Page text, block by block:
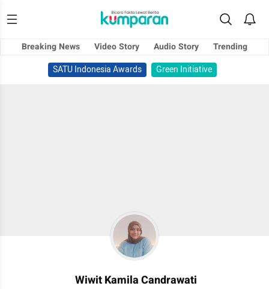
Breaking News Video Story Audio Story
Trending
SATU Indonesia Awards
Green Initiative
Wiwit Kamila Candrawati